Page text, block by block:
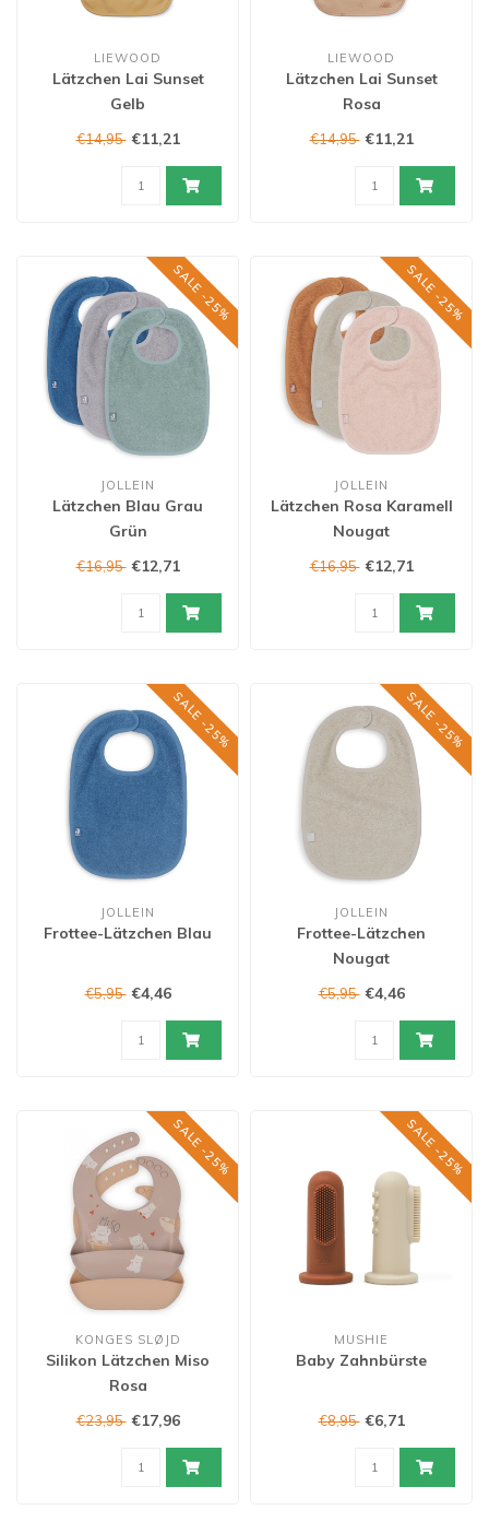
LIEWOOD
Lätzchen Lai Sunset
Gelb
€14,95 €11,21
LIEWOOD
Lätzchen Lai Sunset
Rosa
€14,95 €11,21
SALE -25%
JOLLEIN
Lätzchen Blau Grau
Grün
€16,95 €12,71
SALE -25%
JOLLEIN
Lätzchen Rosa Karamell
Nougat
€16,95 €12,71
SALE -25%
JOLLEIN
Frottee-Lätzchen Blau
€5,95 €4,46
SALE -25%
JOLLEIN
Frottee-Lätzchen
Nougat
€5,95 €4,46
SALE -25%
KONGES SLØJD
Silikon Lätzchen Miso
Rosa
€23,95 €17,96
SALE -25%
MUSHIE
Baby Zahnbürste
€8,95 €6,71